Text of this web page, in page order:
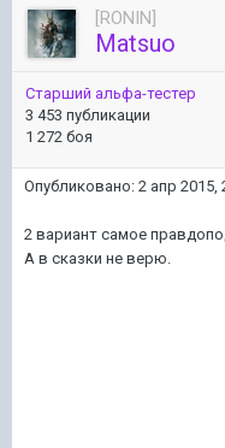
[RONIN]
Matsuo
Старший альфа-тестер
3 453 публикации
1 272 боя
Опубликовано: 2 апр 2015,
2 вариант самое
А в сказки не верю.